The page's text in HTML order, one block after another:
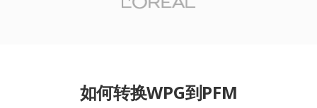
如何转换WPG到PFM